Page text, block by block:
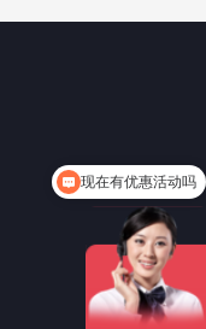
现在有优惠活动吗